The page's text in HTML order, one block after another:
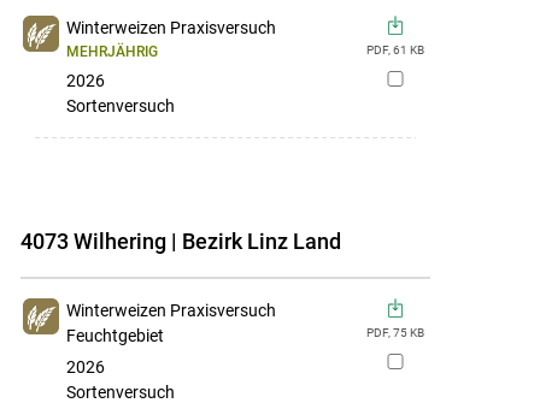
Winterweizen Praxisversuch
MEHRJÄHRIG
2026
Sortenversuch
PDF,61 KB
zur
4073 Wilhering | Bezirk Linz Land
Winterweizen Praxisversuch
Feuchtgebiet
2026
Sortenversuch
PDF,75KB
zur